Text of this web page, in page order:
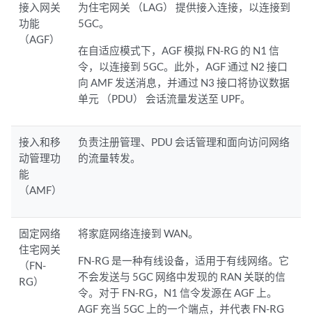
接入网关
功能
（AGF）
为住宅网关 （LAG） 提供接入连接，以连接到
5GC。
在自适应模式下，AGF 模拟 FN-RG 的 N1 信
令，以连接到 5GC。此外，AGF 通过 N2 接口
向 AMF 发送消息，并通过 N3 接口将协议数据
单元 （PDU） 会话流量发送至 UPF。
接入和移
动管理功
能
（AMF）
负责注册管理、PDU 会话管理和面向访问网络
的流量转发。
固定网络
住宅网关
（FN-
RG）
将家庭网络连接到 WAN。
FN-RG 是一种有线设备，适用于有线网络。它
不会发送与 5GC 网络中发现的 RAN 关联的信
令。对于 FN-RG，N1 信令发源在 AGF 上。
AGF 充当 5GC 上的一个端点，并代表 FN-RG